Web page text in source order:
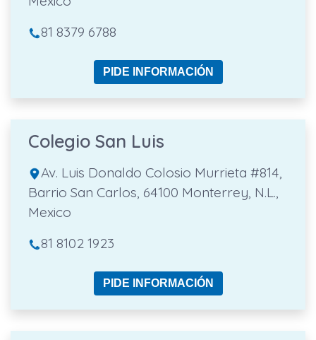
81 8379 6788
PIDE INFORMACIÓN
Colegio San Luis
Av. Luis Donaldo Colosio Murrieta #814,
Barrio San Carlos, 64100 Monterrey, N.L.,
Mexico
81 8102 1923
PIDE INFORMACIÓN